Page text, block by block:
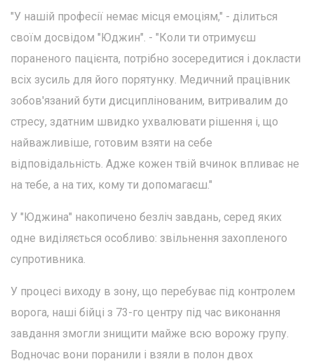
"У нашій професії немає місця емоціям," - ділиться
своїм досвідом "Юджин". - "Коли ти отримуєш
пораненого пацієнта, потрібно зосередитися і докласти
всіх зусиль для його порятунку. Медичний працівник
зобов'язаний бути дисциплінованим, витривалим до
стресу, здатним швидко ухвалювати рішення і, що
найважливіше, готовим взяти на себе
відповідальність. Адже кожен твій вчинок впливає не
на тебе, а на тих, кому ти допомагаєш."
У "Юджина" накопичено безліч завдань, серед яких
одне виділяється особливо: звільнення захопленого
супротивника.
У процесі виходу в зону, що перебуває під контролем
ворога, наші бійці з 73-го центру під час виконання
завдання змогли знищити майже всю ворожу групу.
Водночас вони поранили і взяли в полон двох